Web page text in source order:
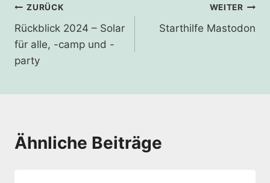
Beitragsnavigation
ZURÜCK
Rückblick 2024 – Solar
für alle, -camp und -
party
WEITER
Starthilfe Mastodon
Ähnliche Beiträge